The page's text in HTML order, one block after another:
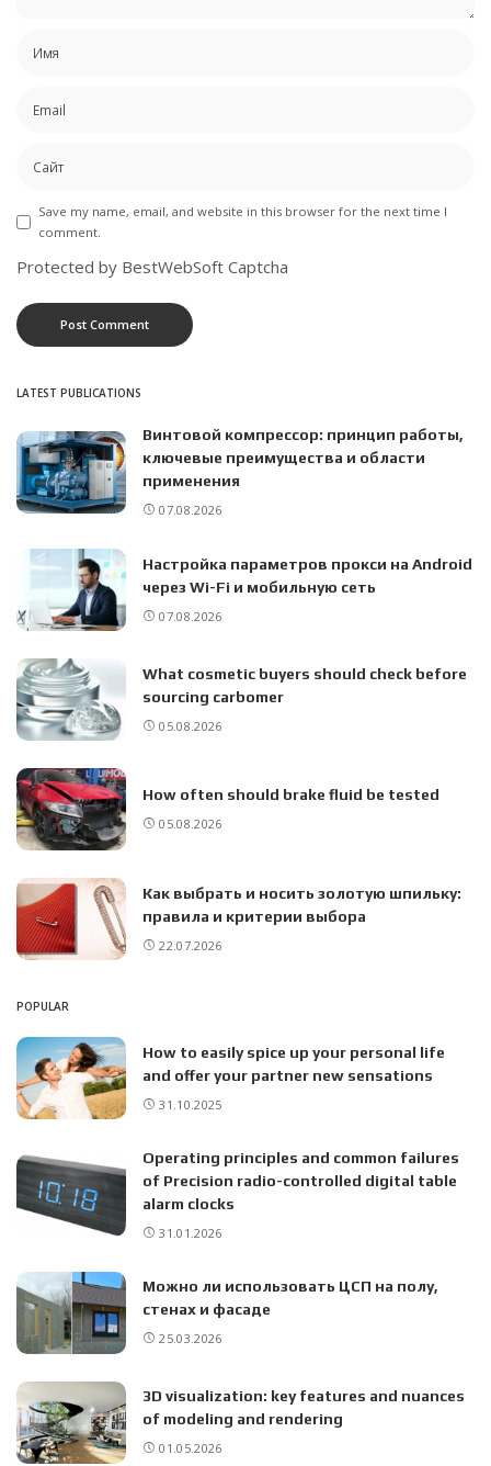
Save my name, email, and website in this browser for the next time I
comment.
Protected by BestWebSoft Captcha
LATEST PUBLICATIONS
Винтовой компрессор: принцип работы,
ключевые преимущества и области
применения
07.08.2026
Настройка параметров прокси на Android
через Wi-Fi и мобильную сеть
07.08.2026
What cosmetic buyers should check before
sourcing carbomer
05.08.2026
How often should brake fluid be tested
05.08.2026
Как выбрать и носить золотую шпильку:
правила и критерии выбора
22.07.2026
POPULAR
How to easily spice up your personal life
and offer your partner new sensations
31.10.2025
Operating principles and common failures
of Precision radio-controlled digital table
alarm clocks
31.01.2026
Можно ли использовать ЦСП на полу,
стенах и фасаде
25.03.2026
3D visualization: key features and nuances
of modeling and rendering
01.05.2026